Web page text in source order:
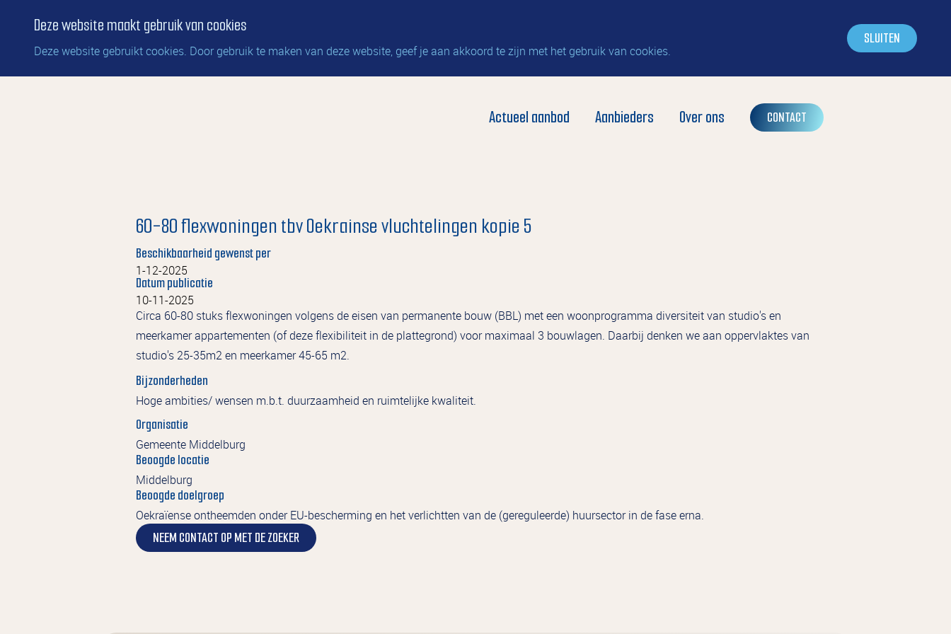
Deze website maakt gebruik van cookies
Deze website gebruikt cookies. Door gebruik te maken van deze website, geef je aan akkoord te zijn met het gebruik van cookies.
SLUITEN
Actueel aanbod Aanbieders Over ons CONTACT
60-80 flexwoningen tbv Oekrainse vluchtelingen kopie 5
Beschikbaarheid gewenst per
1-12-2025
Datum publicatie
10-11-2025
Circa 60-80 stuks flexwoningen volgens de eisen van permanente bouw (BBL) met een woonprogramma diversiteit van studio's en
meerkamer appartementen (of deze flexibiliteit in de plattegrond) voor maximaal 3 bouwlagen. Daarbij denken we aan oppervlaktes van
studio's 25-35m2 en meerkamer 45-65 m2.
Bijzonderheden
Hoge ambities/ wensen m.b.t. duurzaamheid en ruimtelijke kwaliteit.
Organisatie
Gemeente Middelburg
Beoogde locatie
Middelburg
Beoogde doelgroep
Oekraïense ontheemden onder EU-bescherming en het verlichtten van de (gereguleerde) huursector in de fase erna.
NEEM CONTACT OP MET DE ZOEKER